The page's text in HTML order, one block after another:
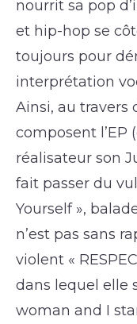
nourrit sa pop
et hip-hop se
toujours pour
interprétation
Ainsi, au travers
composent l’EP
réalisateur son
fait passer du
Yourself »,
n’est pas sans
violent «
dans lequel elle
woman and I